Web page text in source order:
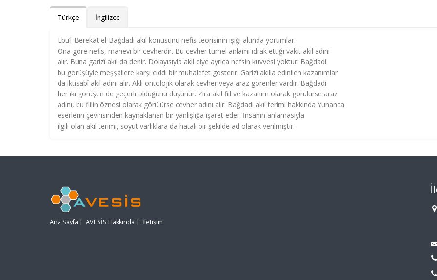
Türkçe İngilizce
Ebu’l-Berekat el-Bağdadi akıl konusunu nefis teorisinin ışığı altında yorumlar.
Ona göre nefis, manevi bir cevherdir. Bu cevher tümel anlamı idrak ettiği vakit akıl adını
alır. Buna garizî akıl da denir. Dolayısıyla akıl diye ayrıca nefsin kuvvesi yoktur. Bağdadi
bu görüşüyle meşşailere karşı ciddi bir muhalefet gösterir. Garizî akılla edinilen kazanımlar
da iktisabî akıl adını alır. Aklı ontolojik olarak cevher veya araz görenler vardır. Bağdadi
her iki görüşün de geçerli olduğunu düşünür. Zira akıl fiil ve kazanım olarak görülürse araz
adını, bu fiilin öznesi olarak görülürse cevher adını alır. Bağdadi akıl terimi hakkında Yunanca
eserlerin çevirisinden kaynaklanan bir yanlışlığa işaret eder: İnsanın anlamasıyla
ilgili olan akıl terimi, soyut varlıklara da hatalı bir şekilde ad olarak verilmiştir.
Ana Sayfa | AVESİS Hakkında | İletişim